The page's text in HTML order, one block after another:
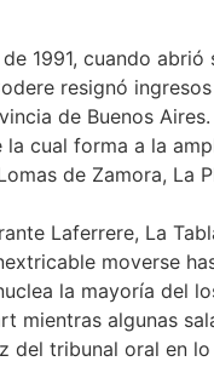
1991, cuando
resignó
de Buenos Aires.
la cual forma a la
de Zamora, La
Laferrere, La
moverse
la mayoría del
mientras algunas
del tribunal oral en